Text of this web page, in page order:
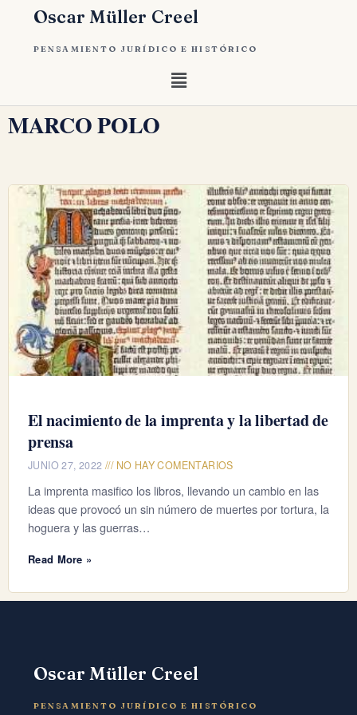
Oscar Müller Creel
PENSAMIENTO JURÍDICO E HISTÓRICO
MARCO POLO
El nacimiento de la imprenta y la libertad de
prensa
JUNIO 27, 2022 NO HAY COMENTARIOS
La imprenta masifico los libros, llevando un cambio en las
ideas que provocó un sin número de muertes por tortura, la
hoguera y las guerras…
Read More »
Oscar Müller Creel
PENSAMIENTO JURÍDICO E HISTÓRICO